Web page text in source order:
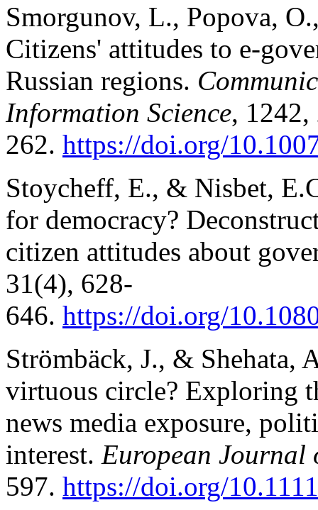
Smorgunov, L., Popova,
Citizens' attitudes to e-
Russian regions.
Information Science, 1242,
262. https://doi.org/
Stoycheff, E., & Nisbet,
for democracy?
citizen attitudes about
31(4), 628-
646. https://doi.org/
Strömbäck, J., & Shehata,
virtuous circle? Exploring
news media exposure,
interest. European Journal
597. https://doi.org/